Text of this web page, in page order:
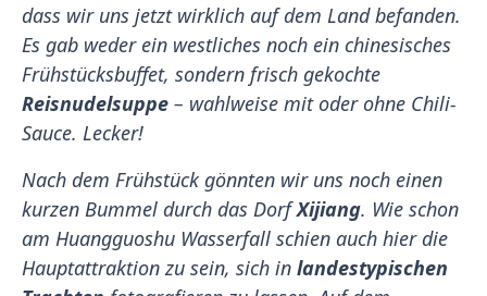
dass wir uns jetzt wirklich auf dem Land befanden.
Es gab weder ein westliches noch ein chinesisches
Frühstücksbuffet, sondern frisch gekochte
Reisnudelsuppe – wahlweise mit oder ohne Chili-
Sauce. Lecker!
Nach dem Frühstück gönnten wir uns noch einen
kurzen Bummel durch das DorfXijiang. Wie schon
am Huangguoshu Wasserfall schien auch hier die
Hauptattraktion zu sein, sich in landestypischen